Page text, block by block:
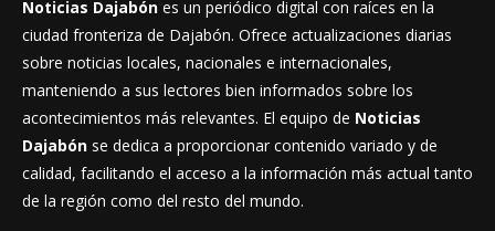
Noticias Dajabón es un periódico digital con raíces en la
ciudad fronteriza de Dajabón. Ofrece actualizaciones diarias
sobre noticias locales, nacionales e internacionales,
manteniendo a sus lectores bien informados sobre los
acontecimientos más relevantes. El equipo de Noticias
Dajabón se dedica a proporcionar contenido variado y de
calidad, facilitando el acceso a la información más actual tanto
de la región como del resto del mundo.